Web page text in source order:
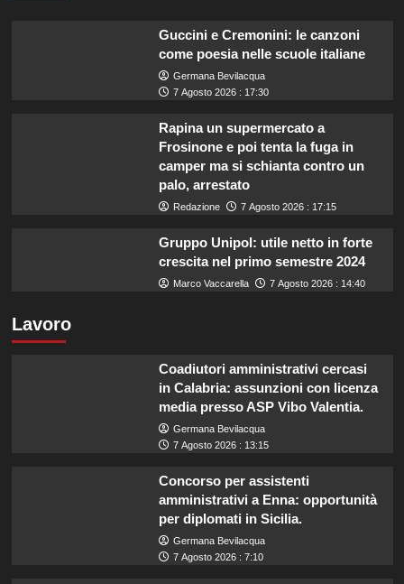
Guccini e Cremonini: le canzoni
come poesia nelle scuole italiane
Germana Bevilacqua
7 Agosto 2026 : 17:30
Rapina un supermercato a
Frosinone e poi tenta la fuga in
camper ma si schianta contro un
palo, arrestato
Redazione 7 Agosto 2026 : 17:15
Gruppo Unipol: utile netto in forte
crescita nel primo semestre 2024
Marco Vaccarella 7 Agosto 2026 : 14:40
Lavoro
Coadiutori amministrativi cercasi
in Calabria: assunzioni con licenza
media presso ASP Vibo Valentia.
Germana Bevilacqua
7 Agosto 2026 : 13:15
Concorso per assistenti
amministrativi a Enna: opportunità
per diplomati in Sicilia.
Germana Bevilacqua
7 Agosto 2026 : 7:10